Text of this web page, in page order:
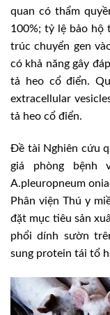
quan có thẩm
100%; tỷ lệ bảo
trúc chuyển gen
có khả năng gây
tả heo cổ điển.
extracellular
tả heo cổ điển.
Đề tài Nghiên cứu
giá phòng bệnh
A.pleuropneum
Phân viện Thú y
đặt mục tiêu sản
phổi dính sườn
sung protein tái tổ